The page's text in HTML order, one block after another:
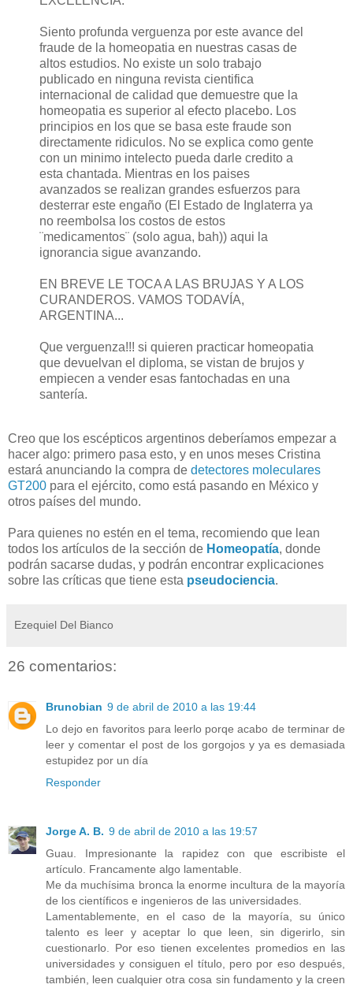
Siento profunda verguenza por este avance del
fraude de la homeopatia en nuestras casas de
altos estudios. No existe un solo trabajo
publicado en ninguna revista cientifica
internacional de calidad que demuestre que la
homeopatia es superior al efecto placebo. Los
principios en los que se basa este fraude son
directamente ridiculos. No se explica como gente
con un minimo intelecto pueda darle credito a
esta chantada. Mientras en los paises
avanzados se realizan grandes esfuerzos para
desterrar este engaño (El Estado de Inglaterra ya
no reembolsa los costos de estos
¨medicamentos¨ (solo agua, bah)) aqui la
ignorancia sigue avanzando.
EN BREVE LE TOCA A LAS BRUJAS Y A LOS
CURANDEROS. VAMOS TODAVÍA,
ARGENTINA...
Que verguenza!!! si quieren practicar homeopatia
que devuelvan el diploma, se vistan de brujos y
empiecen a vender esas fantochadas en una
santería.
Creo que los escépticos argentinos deberíamos empezar a
hacer algo: primero pasa esto, y en unos meses Cristina
estará anunciando la compra de detectores moleculares
GT200 para el ejército, como está pasando en México y
otros países del mundo.
Para quienes no estén en el tema, recomiendo que lean
todos los artículos de la sección de Homeopatía, donde
podrán sacarse dudas, y podrán encontrar explicaciones
sobre las críticas que tiene esta pseudociencia.
Ezequiel Del Bianco
26 comentarios:
Brunobian 9 de abril de 2010 a las 19:44
Lo dejo en favoritos para leerlo porqe acabo de terminar de
leer y comentar el post de los gorgojos y ya es demasiada
estupidez por un día
Responder
Jorge A. B. 9 de abril de 2010 a las 19:57
Guau. Impresionante la rapidez con que escribiste el
artículo. Francamente algo lamentable.
Me da muchísima bronca la enorme incultura de la mayoría
de los científicos e ingenieros de las universidades.
Lamentablemente, en el caso de la mayoría, su único
talento es leer y aceptar lo que leen, sin digerirlo, sin
cuestionarlo. Por eso tienen excelentes promedios en las
universidades y consiguen el título, pero por eso después,
también, leen cualquier otra cosa sin fundamento y la creen